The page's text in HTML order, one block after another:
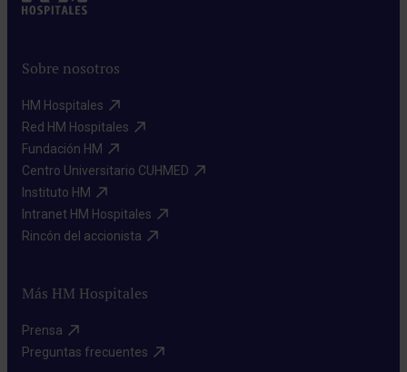
Sobre nosotros
HM Hospitales​
Red HM Hospitales​
Fundación HM​
Centro Universitario CUHMED​
Instituto HM​
Intranet HM Hospitales​
Rincón del accionista​
Más HM Hospitales
Prensa​
Preguntas frecuentes​